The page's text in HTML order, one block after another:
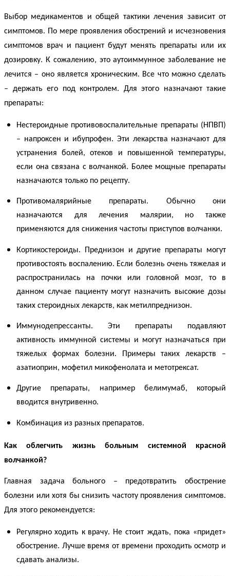
Выбор медикаментов и общей тактики лечения зависит от
симптомов. По мере проявления обострений и исчезновения
симптомов врач и пациент будут менять препараты или их
дозировку. К сожалению, это аутоиммунное заболевание не
лечится – оно является хроническим. Все что можно сделать
– держать его под контролем. Для этого назначают такие
препараты:
Нестероидные противовоспалительные препараты (НПВП)
– напроксен и ибупрофен. Эти лекарства назначают для
устранения болей, отеков и повышенной температуры,
если она связана с волчанкой. Более мощные препараты
назначаются только по рецепту.
Противомалярийные препараты. Обычно они
назначаются для лечения малярии, но также
применяются для снижения частоты приступов волчанки.
Кортикостероиды. Преднизон и другие препараты могут
противостоять воспалению. Если болезнь очень тяжелая и
распространилась на почки или головной мозг, то в
данном случае пациенту могут назначить высокие дозы
таких стероидных лекарств, как метилпреднизон.
Иммунодепрессанты. Эти препараты подавляют
активность иммунной системы и могут назначаться при
тяжелых формах болезни. Примеры таких лекарств –
азатиоприн, мофетил микофенолата и метотрексат.
Другие препараты, например белимумаб, который
вводится внутривенно.
Комбинация из разных препаратов.
Как облегчить жизнь больным системной красной
волчанкой?
Главная задача больного – предотвратить обострение
болезни или хотя бы снизить частоту проявления симптомов.
Для этого рекомендуется:
Регулярно ходить к врачу. Не стоит ждать, пока «придет»
обострение. Лучше время от времени проходить осмотр и
сдавать анализы.